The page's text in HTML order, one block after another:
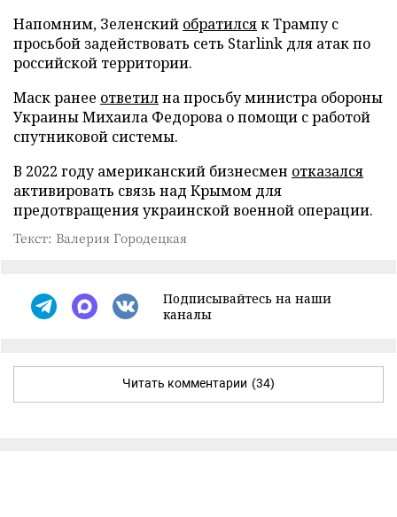
Напомним, Зеленский обратилсяк Трампу с
просьбой задействовать сеть Starlink для атак по
российской территории.
Маск ранее ответилна просьбу министра обороны
Украины Михаила Федорова о помощи с работой
спутниковой системы.
В 2022 году американский бизнесмен отказался
активировать связь над Крымом для
предотвращения украинской военной операции.
Текст: Валерия Городецкая
Подписывайтесь на наши
каналы
Читать комментарии (34)